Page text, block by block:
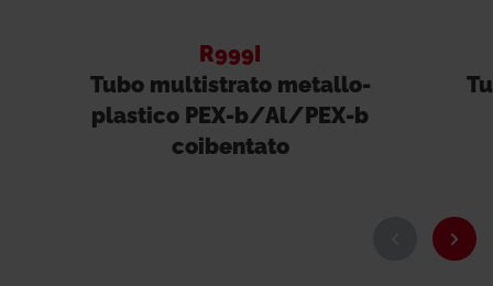
R999I
Tubo multistrato metallo-
plastico PEX-b/Al/PEX-b
coibentato